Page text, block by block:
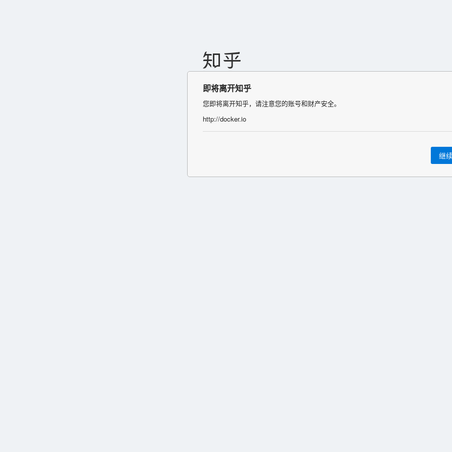
即将离开知乎
您即将离开知乎，请注意您的账号和财产安全。
http://docker.io
继